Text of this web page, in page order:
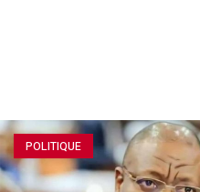
POLITIQUE